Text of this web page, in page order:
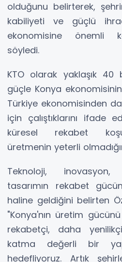
olduğunu belirterek,
kabiliyeti ve güçlü
ekonomisine önemli
söyledi.
KTO olarak yaklaşık 40
güçle Konya
Türkiye ekonomisinden
için çalıştıklarını ifade
küresel rekabet
üretmenin yeterli
Teknoloji,
tasarımın rekabet
haline geldiğini belirten
"Konya'nın üretim
rekabetçi, daha
katma değerli bir
hedefliyoruz. Artık